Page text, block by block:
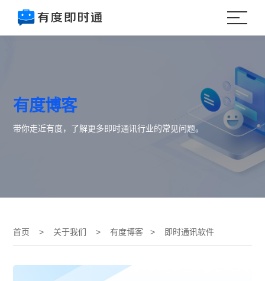
有度博客
带你走近有度，了解更多即时通讯行业的常见问题。
首页 > 关于我们 >有度博客 > 即时通讯软件